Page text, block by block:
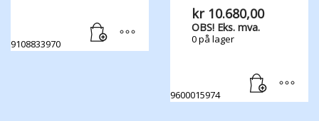
9108833970
kr10.680,00
OBS! Eks. mva.
0 på lager
9600015974